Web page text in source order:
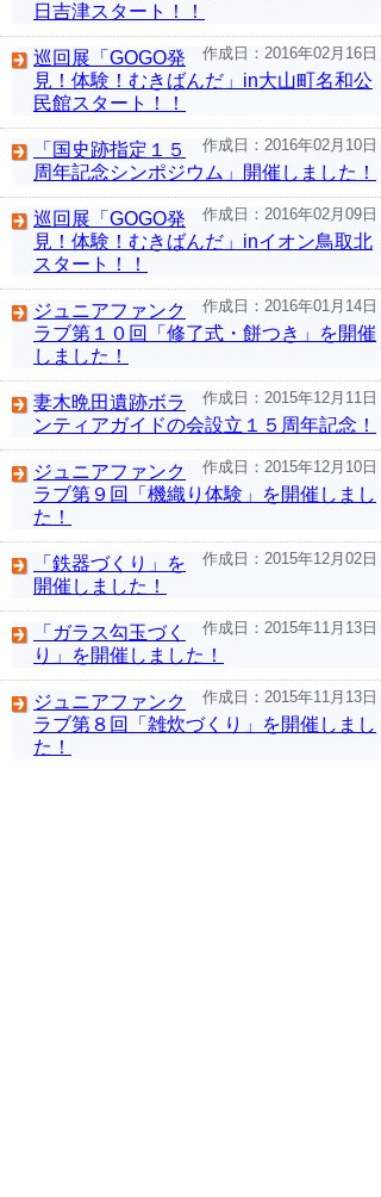
日吉津スタート！！
作成日：2016年02月16日
巡回展「GOGO発
見！体験！むきばんだ」in大山町名和公
民館スタート！！
作成日：2016年02月10日
「国史跡指定１５
周年記念シンポジウム」開催しました！
作成日：2016年02月09日
巡回展「GOGO発
見！体験！むきばんだ」inイオン鳥取北
スタート！！
作成日：2016年01月14日
ジュニアファンク
ラブ第１０回「修了式・餅つき」を開催
しました！
作成日：2015年12月11日
妻木晩田遺跡ボラ
ンティアガイドの会設立１５周年記念！
作成日：2015年12月10日
ジュニアファンク
ラブ第９回「機織り体験」を開催しまし
た！
作成日：2015年12月02日
「鉄器づくり」を
開催しました！
作成日：2015年11月13日
「ガラス勾玉づく
り」を開催しました！
作成日：2015年11月13日
ジュニアファンク
ラブ第８回「雑炊づくり」を開催しまし
た！